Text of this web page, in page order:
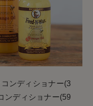
ンディショナー(3
ンディショナー(59